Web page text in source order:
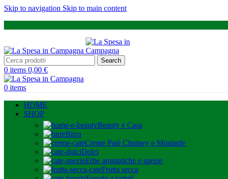
Skip to navigation Skip to main content
Search
0 items 0,00 €
0 items
HOME
SHOP
Beauty e Casa
Birra
Creme Patè Chutney e Mostarde
Dolci
Erbe aromatiche e spezie
Frutta secca